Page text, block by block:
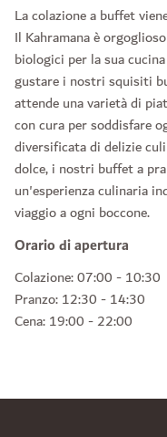
La colazione a buffet
Il Kahramana è
biologici per la sua
gustare i nostri squisiti
attende una varietà di
con cura per soddisfare
diversificata di delizie
dolce, i nostri buffet a
un'esperienza culinaria
viaggio a ogni boccone.
Orario di apertura
Colazione: 07:00 - 10:30
Pranzo: 12:30 - 14:30
Cena: 19:00 - 22:00